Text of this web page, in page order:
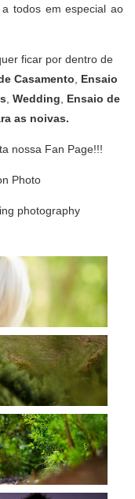
todos em especial ao
ficar por dentro de
Casamento
Ensaio
Wedding
Ensaio de
as noivas.
nossa Fan Page!!!
Photo
photography